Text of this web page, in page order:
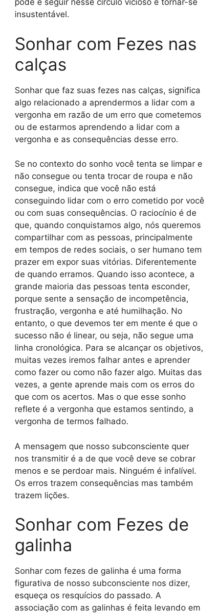
pode é seguir nesse círculo vicioso e tornar-se
insustentável.
Sonhar com Fezes nas
calças
Sonhar que faz suas fezes nas calças, significa
algo relacionado a aprendermos a lidar com a
vergonha em razão de um erro que cometemos
ou de estarmos aprendendo a lidar com a
vergonha e as consequências desse erro.
Se no contexto do sonho você tenta se limpar e
não consegue ou tenta trocar de roupa e não
consegue, indica que você não está
conseguindo lidar com o erro cometido por você
ou com suas consequências. O raciocínio é de
que, quando conquistamos algo, nós queremos
compartilhar com as pessoas, principalmente
em tempos de redes sociais, o ser humano tem
prazer em expor suas vitórias. Diferentemente
de quando erramos. Quando isso acontece, a
grande maioria das pessoas tenta esconder,
porque sente a sensação de incompetência,
frustração, vergonha e até humilhação. No
entanto, o que devemos ter em mente é que o
sucesso não é linear, ou seja, não segue uma
linha cronológica. Para se alcançar os objetivos,
muitas vezes iremos falhar antes e aprender
como fazer ou como não fazer algo. Muitas das
vezes, a gente aprende mais com os erros do
que com os acertos. Mas o que esse sonho
reflete é a vergonha que estamos sentindo, a
vergonha de termos falhado.
A mensagem que nosso subconsciente quer
nos transmitir é a de que você deve se cobrar
menos e se perdoar mais. Ninguém é infalível.
Os erros trazem consequências mas também
trazem lições.
Sonhar com Fezes de
galinha
Sonhar com fezes de galinha é uma forma
figurativa de nosso subconsciente nos dizer,
esqueça os resquícios do passado. A
associação com as galinhas é feita levando em